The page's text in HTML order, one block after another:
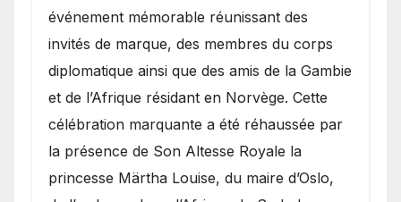
événement mémorable réunissant des
invités de marque, des membres du corps
diplomatique ainsi que des amis de la Gambie
et de l’Afrique résidant en Norvège. Cette
célébration marquante a été réhaussée par
la présence de Son Altesse Royale la
princesse Märtha Louise, du maire d’Oslo,